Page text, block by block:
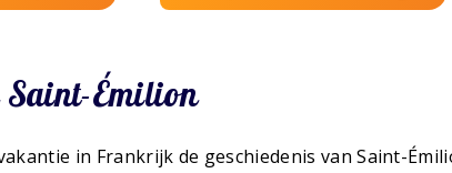
Saint-Émilion
in Frankrijk de geschiedenis van Saint-